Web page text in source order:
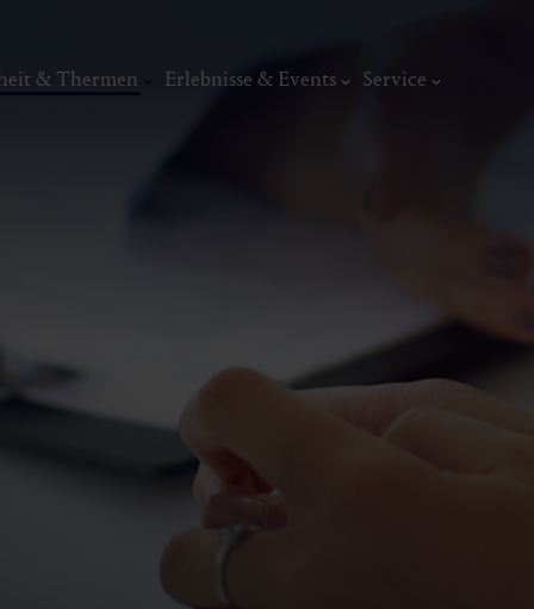
& Thermen Erlebnisse & Events Service
Wellness & Entspannung
Kunst,